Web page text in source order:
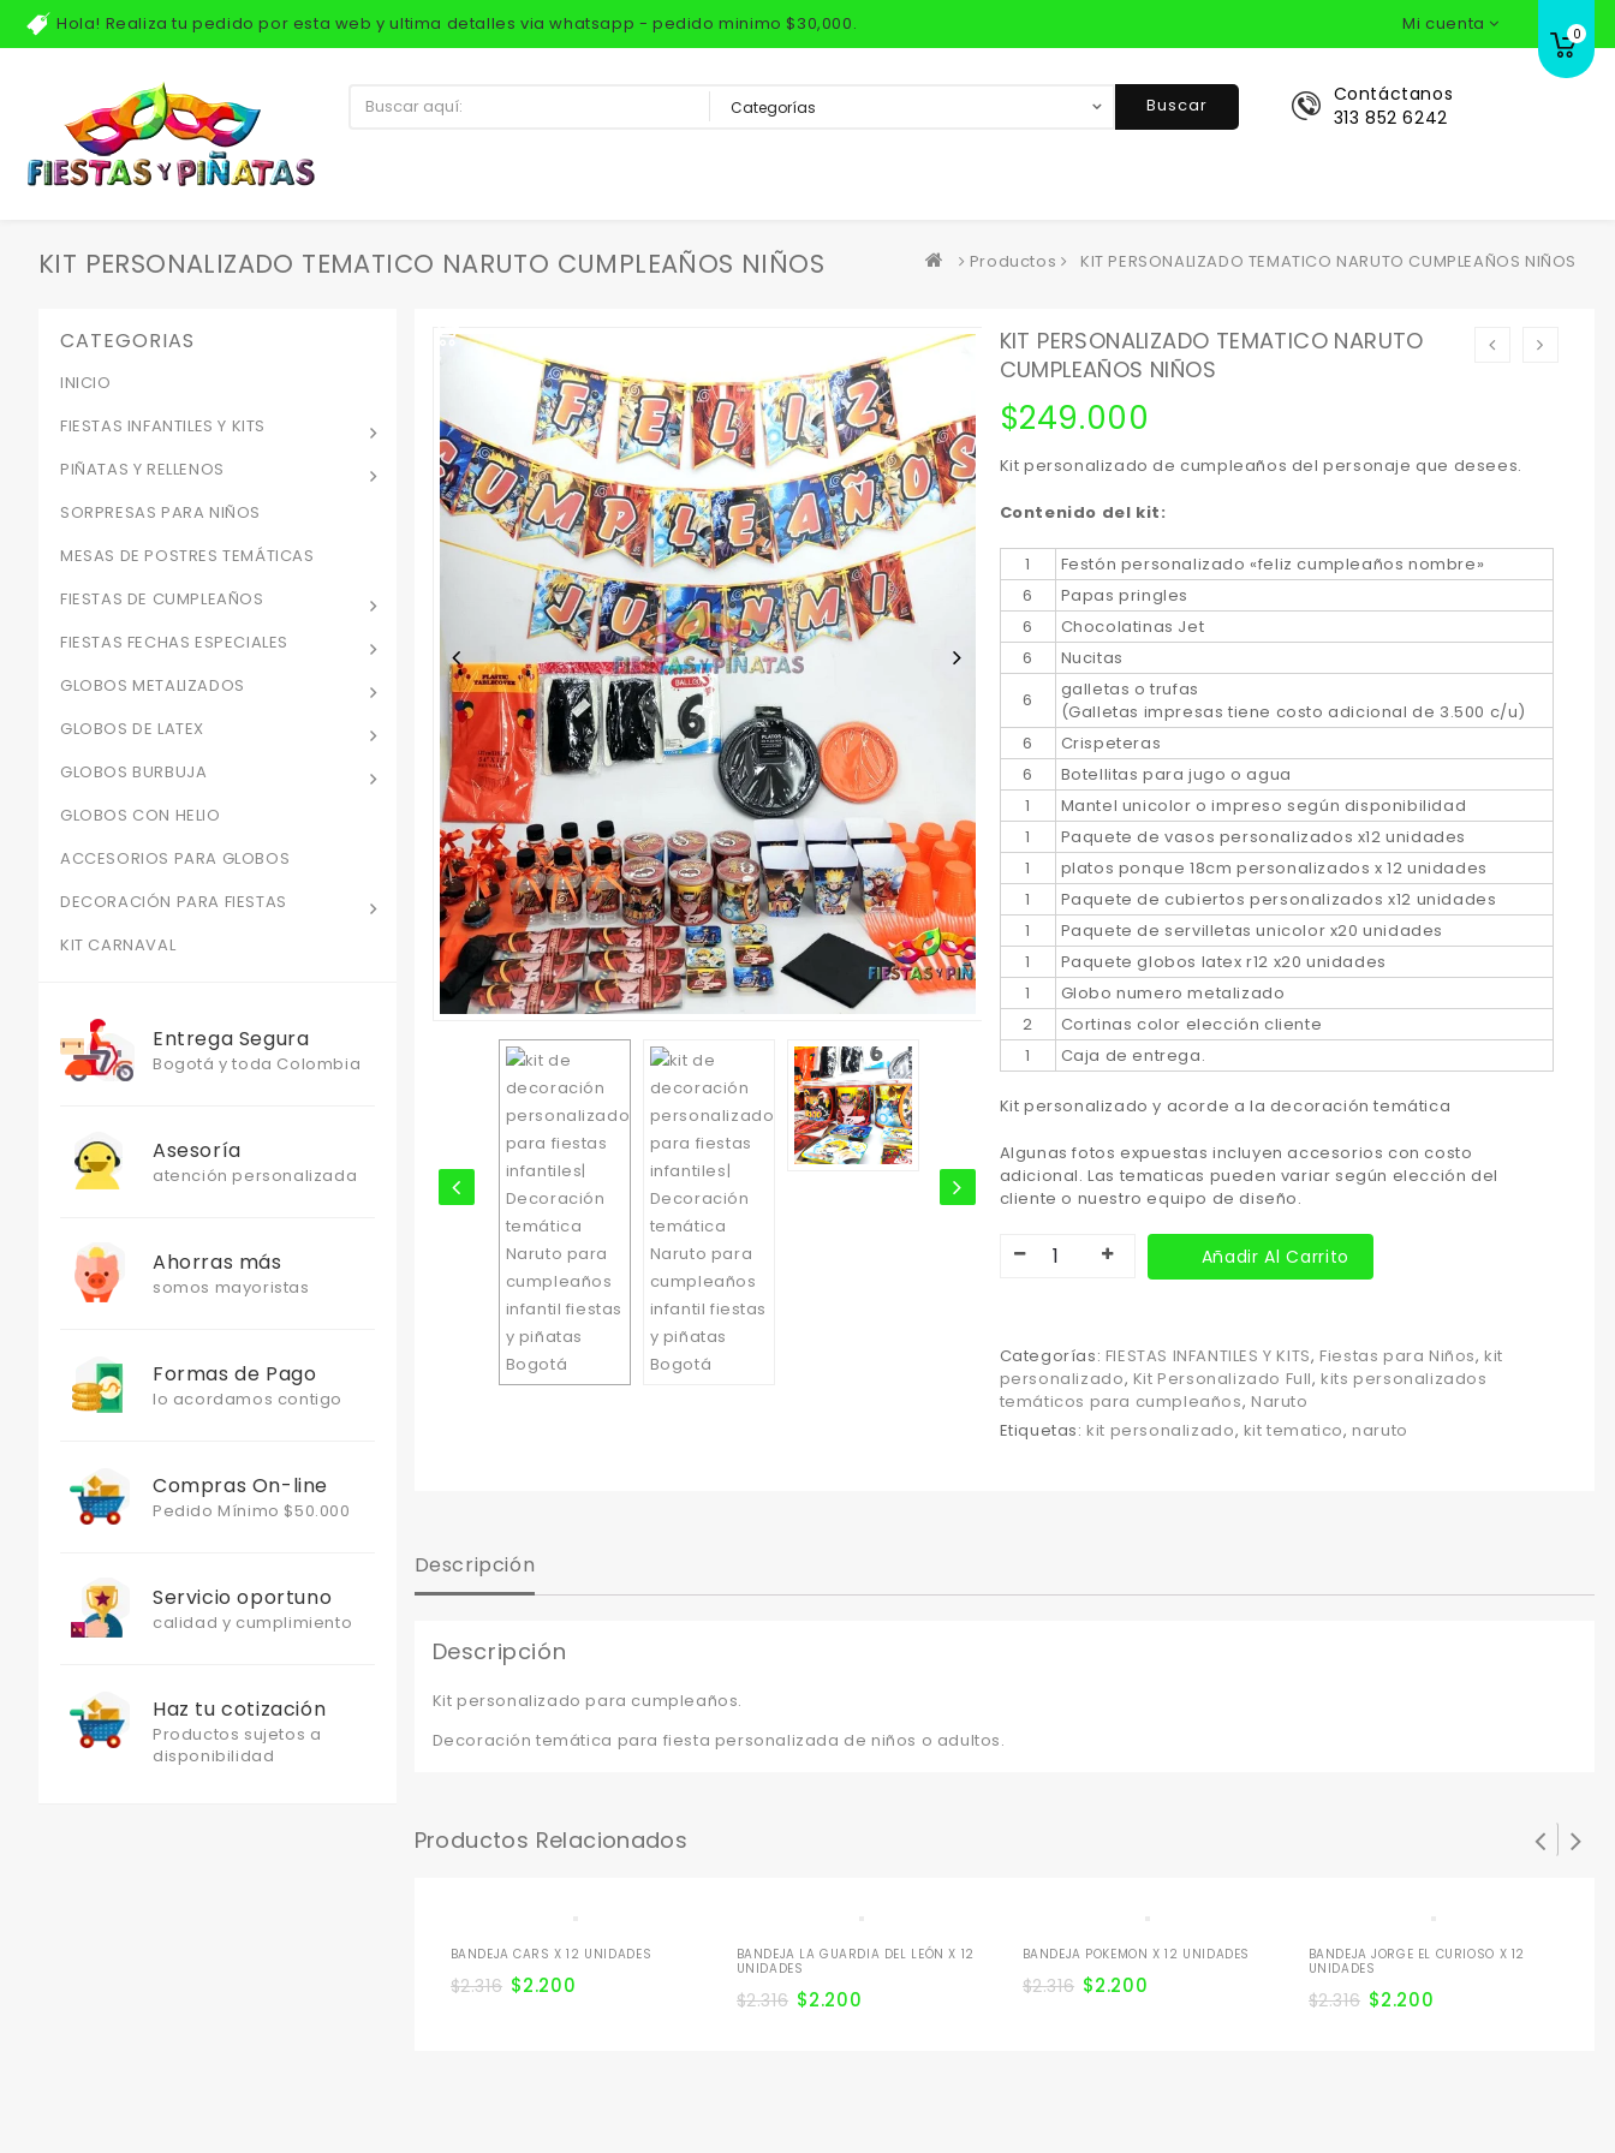
Hola! Realiza tu pedido por esta web y ultima detalles via whatsapp - pedido minimo $30,000. Mi cuenta 0
Contáctanos
313 852 6242
Buscar
KIT PERSONALIZADO TEMATICO NARUTO CUMPLEAÑOS NIÑOS Productos KIT PERSONALIZADO TEMATICO NARUTO CUMPLEAÑOS NIÑOS
KIT PERSONALIZADO TEMATICO NARUTO
CUMPLEAÑOS NIÑOS
$249.000
Kit personalizado de cumpleaños del personaje que desees.
Contenido del kit:
1
Festón personalizado «feliz cumpleaños nombre»
6
Papas pringles
6
Chocolatinas Jet
6
Nucitas
6
galletas o trufas
(Galletas impresas tiene costo adicional de 3.500 c/u)
6
Crispeteras
6
Botellitas para jugo o agua
1
Mantel unicolor o impreso según disponibilidad
1
Paquete de vasos personalizados x12 unidades
1
platos ponque 18cm personalizados x 12 unidades
1
Paquete de cubiertos personalizados x12 unidades
1
Paquete de servilletas unicolor x20 unidades
1
Paquete globos latex r12 x20 unidades
1
Globo numero metalizado
2
Cortinas color elección cliente
1
Caja de entrega.
Kit personalizado y acorde a la decoración temática
Algunas fotos expuestas incluyen accesorios con costo
adicional. Las tematicas pueden variar según elección del
cliente o nuestro equipo de diseño.
Añadir Al Carrito
Categorías: FIESTAS INFANTILES Y KITS, Fiestas para Niños, kit
personalizado, Kit Personalizado Full, kits personalizados
temáticos para cumpleaños, Naruto
Etiquetas: kit personalizado, kit tematico, naruto
Descripción
Descripción
Kit personalizado para cumpleaños.
Decoración temática para fiesta personalizada de niños o adultos.
Productos Relacionados
BANDEJA CARS X 12 UNIDADES
$2.316 $2.200
BANDEJA LA GUARDIA DEL LEÓN X 12
UNIDADES
$2.316 $2.200
BANDEJA POKEMON X 12 UNIDADES
$2.316 $2.200
BANDEJA JORGE EL CURIOSO X 12
UNIDADES
$2.316 $2.200
CATEGORIAS
INICIO
FIESTAS INFANTILES Y KITS
PIÑATAS Y RELLENOS
SORPRESAS PARA NIÑOS
MESAS DE POSTRES TEMÁTICAS
FIESTAS DE CUMPLEAÑOS
FIESTAS FECHAS ESPECIALES
GLOBOS METALIZADOS
GLOBOS DE LATEX
GLOBOS BURBUJA
GLOBOS CON HELIO
ACCESORIOS PARA GLOBOS
DECORACIÓN PARA FIESTAS
KIT CARNAVAL
Entrega Segura
Bogotá y toda Colombia
Asesoría
atención personalizada
Ahorras más
somos mayoristas
Formas de Pago
lo acordamos contigo
Compras On-line
Pedido Mínimo $50.000
Servicio oportuno
calidad y cumplimiento
Haz tu cotización
Productos sujetos a
disponibilidad